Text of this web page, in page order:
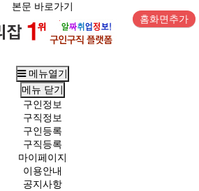
본문 바로가기
홈화면추가
메뉴열기
메뉴 닫기
구인정보
구직정보
구인등록
구직등록
마이페이지
이용안내
공지사항